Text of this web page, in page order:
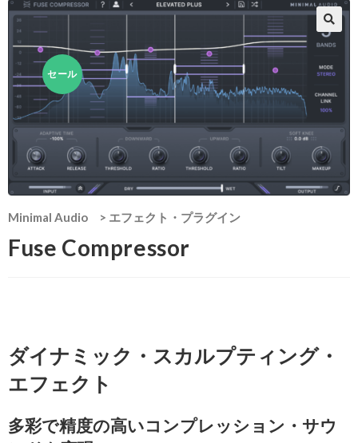
セール
Minimal Audio > エフェクト・プラグイン
Fuse Compressor
ダイナミック・スカルプティング・
エフェクト
多彩で精度の高いコンプレッション・サウ